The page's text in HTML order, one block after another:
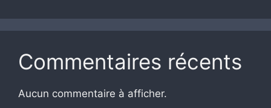
Commentaires récents
Aucun commentaire à afficher.